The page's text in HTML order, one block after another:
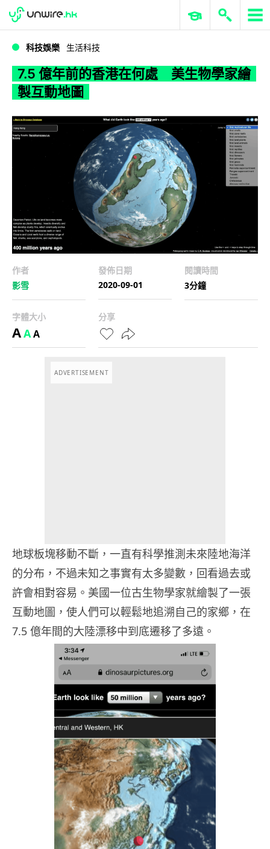
WWDC 2026 ERP 與商業 AI
科技娛樂 生活科技
7.5 億年前的香港在何處 美生物學家繪
製互動地圖
作者
影雪
發佈日期
2020-09-01
閱讀時間
3分鐘
字體大小
AAA
分享
ADVERTISEMENT
地球板塊移動不斷，一直有科學推測未來陸地海洋
的分布，不過未知之事實有太多變數，回看過去或
許會相對容易。美國一位古生物學家就繪製了一張
互動地圖，使人們可以輕鬆地追溯自己的家鄉，在
7.5 億年間的大陸漂移中到底遷移了多遠。